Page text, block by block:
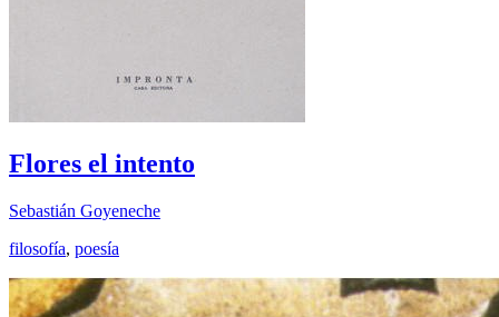
Flores el intento
Sebastián Goyeneche
filosofía, poesía